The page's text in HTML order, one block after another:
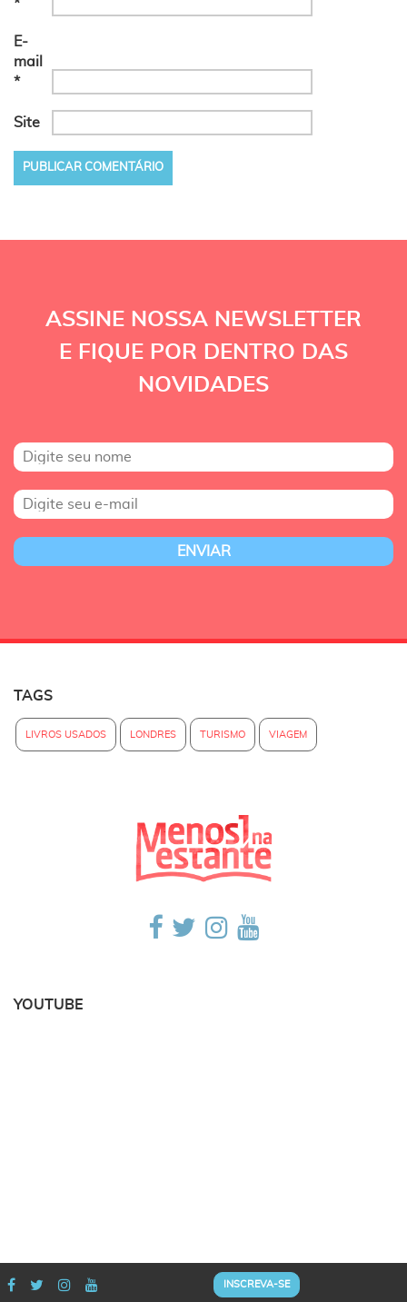
*
E-
mail
*
Site
ASSINE NOSSA NEWSLETTER
E FIQUE POR DENTRO DAS
NOVIDADES
INSCREVA-SE
TAGS
LIVROS USADOS LONDRES TURISMO VIAGEM
YOUTUBE